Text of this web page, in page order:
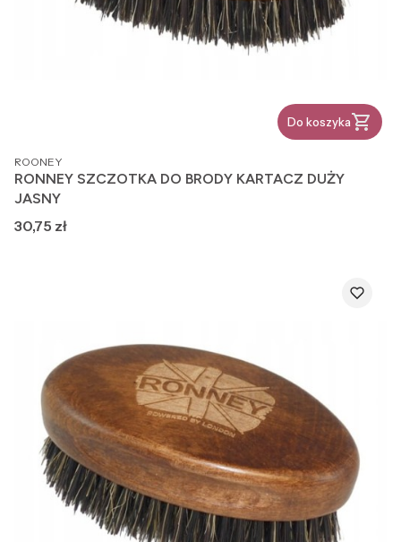
Do koszyka
PRODUCENT
ROONEY
RONNEY SZCZOTKA DO BRODY KARTACZ DUŻY
JASNY
Cena
30,75 zł